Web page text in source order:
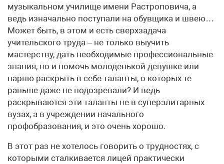
музыкальном училище имени Растроповича, а
ведь изначально поступали на обувщика и швею…
Может быть, в этом и есть сверхзадача
учительского труда – не только выучить
мастерству, дать необходимые профессиональные
знания, но и помочь молоденькой девушке или
парню раскрыть в себе таланты, о которых те
раньше даже не подозревали? И ведь
раскрываются эти таланты не в суперэлитарных
вузах, а в учреждении начального
профобразования, и это очень хорошо.
В этот раз не хотелось говорить о трудностях, с
которыми сталкивается лицей практически